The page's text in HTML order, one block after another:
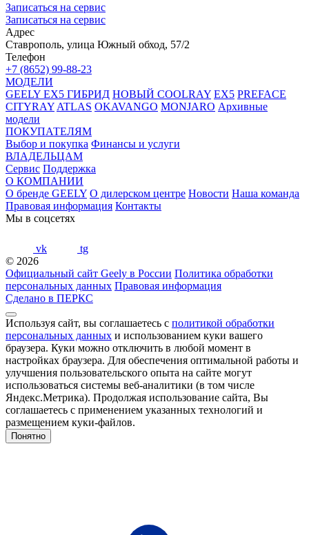
Записаться на сервис
Записаться на сервис
Адрес
Ставрополь, улица Южный обход, 57/2
Телефон
+7 (8652) 99-88-23
МОДЕЛИ
GEELY EX5 ГИБРИД НОВЫЙ COOLRAY EX5 PREFACE
CITYRAY ATLAS OKAVANGO MONJARO Архивные
модели
ПОКУПАТЕЛЯМ
Выбор и покупка Финансы и услуги
ВЛАДЕЛЬЦАМ
Сервис Поддержка
О КОМПАНИИ
О бренде GEELY О дилерском центре Новости Наша команда
Правовая информация Контакты
Мы в соцсетях
vk
tg
© 2026
Официальный сайт Geely в России Политика обработки
персональных данных Правовая информация
Сделано в ПЕРКС
Используя сайт, вы соглашаетесь с политикой обработки
персональных данных и использованием куки вашего
браузера. Куки можно отключить в любой момент в
настройках браузера. Для обеспечения оптимальной работы и
улучшения пользовательского опыта на сайте могут
использоваться системы веб-аналитики (в том числе
Яндекс.Метрика). Продолжая использование сайта, Вы
соглашаетесь с применением указанных технологий и
размещением куки-файлов.
Понятно